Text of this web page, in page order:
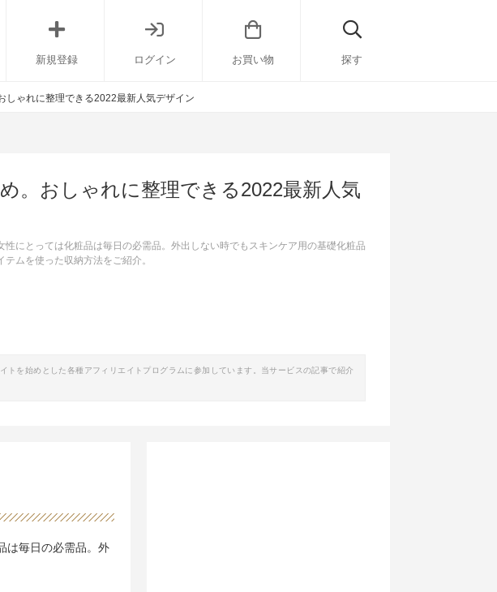
新規登録 ログイン お買い物 探す
しゃれに整理できる2022最新人気デザイン
。おしゃれに整理できる2022最新人気
にとっては化粧品は毎日の必需品。外出しない時でもスキンケア用の基礎化粧品
ムを使った収納方法をご紹介。
を始めとした各種アフィリエイトプログラムに参加しています。当サービスの記事で紹介
は毎日の必需品。外